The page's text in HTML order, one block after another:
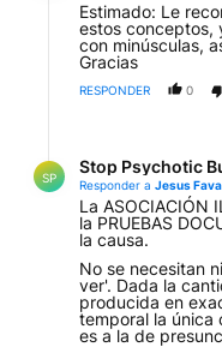
Estimado: Le
estos conceptos,
con minúsculas,
Gracias
RESPONDER 0
SP
Stop Psychotic
Responder a Jesus Fava
La ASOCIACIÓN
la PRUEBAS
la causa.
No se necesitan
ver'. Dada la
producida en
temporal la única
es a la de